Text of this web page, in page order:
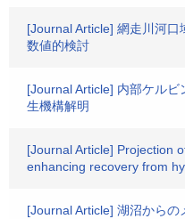
[Journal Article] 網走川河口
数値的検討
[Journal Article] 内部ケル
生機構解明
[Journal Article] Projection
enhancing recovery from
[Journal Article] 湖沼からの